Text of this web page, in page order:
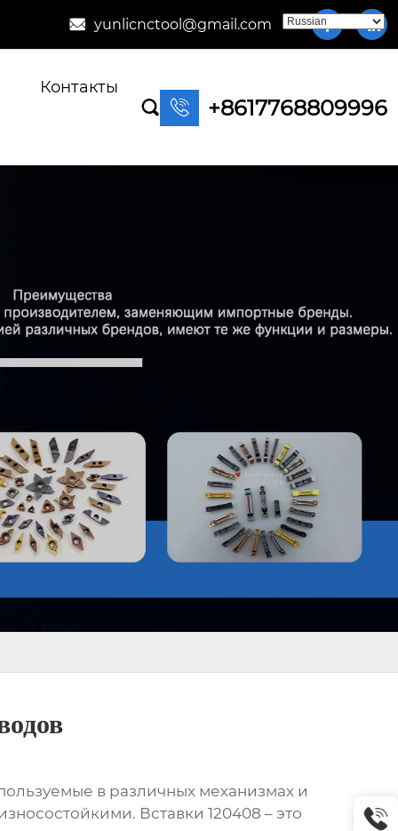
 yunlicnctool@gmail.com  
Контакты
  +8617768809996
в различных механизмах и
Вставки 120408 – это